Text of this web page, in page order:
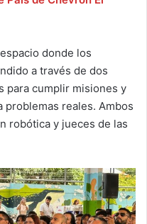
donde los
a través de dos
para cumplir misiones y
reales. Ambos
robótica y jueces de las